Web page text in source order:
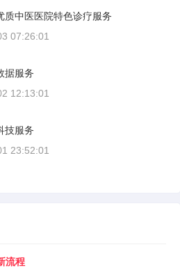
质中医医院特色诊疗服务
07:26:01
据服务
12:13:01
技服务
23:52:01
流程